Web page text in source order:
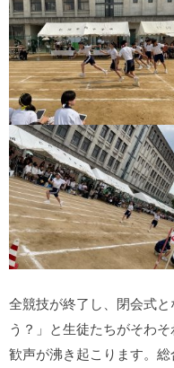
全競技が終了し、閉会式
う？」と生徒たちがそわ
歓声が沸き起こります。